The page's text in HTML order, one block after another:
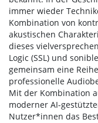
immer wieder
Kombination von
akustischen
dieses
Logic (SSL) und
gemeinsam eine
professionelle
Mit der Kombination
moderner AI-
Nutzer*innen das